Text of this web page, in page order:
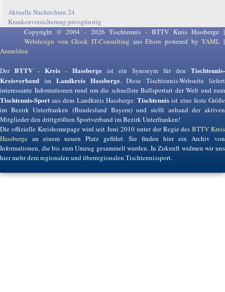
Aktuelle Nachrichten 24
Krankenversicherung preisgünstig
Copyright © 2004 - 2026 Tischtennis - BTTV Kreis Hassberge |
Webdesign von Glock IT-Consulting ausEbern powered byYAML |
Anmelden
Der BTTV - Kreis - Hassberge ist ein Synonym für den Tischtennis-
Kreisverband im Landkreis Hassberge. Diese Tischtennis-Webseite liefert
interessante Informationen rund um die schnellste Ballsportart der Welt und zum
Tischtennis-Sport aus dem Landkreis Hassberge.Tischtennis ist eine feste Größe
im Bezirk Unterfranken (Bundesland Bayern) und stellt anhand der aktiven
Mitglieder den drittgrößten Sportverband im Bezirk Unterfranken!
Die offizielle Kreishomepage wird seit Juni 2010 unter der Regie desBTTV Kreis
Hassberge an einem neuen Platz geführt. Sie finden hier ein Archiv von
Informationen, die bis zum Umzug gesammelt wurden. In Zukunft widmen wir uns
hier mehr dem regionalen und überregionalen Tischtennissport.